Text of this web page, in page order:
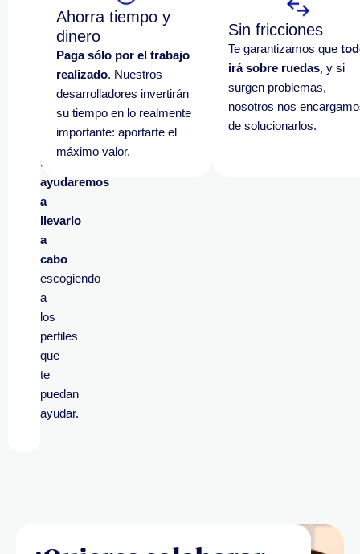
cuéntanos
te
ayudaremos
a
llevarlo
a
cabo
escogiendo
a
los
perfiles
que
te
puedan
ayudar.
Ahorra tiempo y
dinero
Paga sólo por el trabajo
realizado. Nuestros
desarrolladores invertirán
su tiempo en lo realmente
importante: aportarte el
máximo valor.
Sin fricciones
Te garantizamos que
irá sobre ruedas, y si
surgen problemas,
nosotros nos
de solucionarlos.